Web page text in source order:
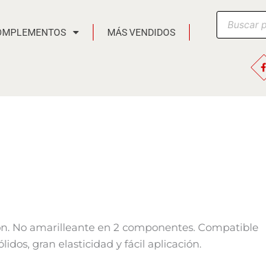
MÁS VENDIDOS
Búsqueda
de
productos
No amarilleante en 2 componentes. Compatible
gran elasticidad y fácil aplicación.